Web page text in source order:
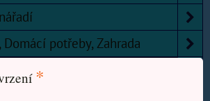
Domácí potřeby, Zahrada
*